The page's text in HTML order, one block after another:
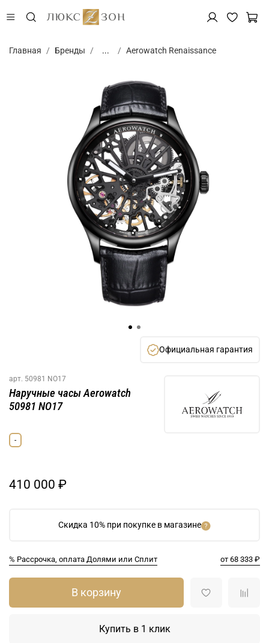
Главная Бренды ... Aerowatch Renaissance
Официальная гарантия
арт. 50981 NO17
Скидка 10% при покупке в магазине
% Рассрочка, оплата Долями или Сплит от 68 333 ₽
Наручные часы Aerowatch
50981 NO17
-
410 000 ₽
В корзину
Купить в 1 клик